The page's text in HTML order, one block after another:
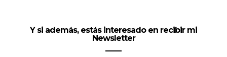
Y si además, estás interesado en recibir mi
Newsletter